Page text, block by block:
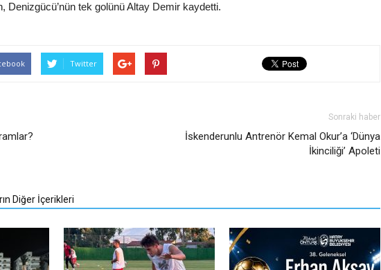
Denizgücü’nün tek golünü Altay Demir kaydetti.
Twitter
Sonraki haber
İskenderunlu Antrenör Kemal Okur’a ‘Dünya
İkinciliği’ Apoleti
Diğer İçerikleri